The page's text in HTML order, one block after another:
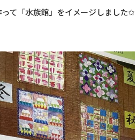
て「水族館」をイメージしました✩